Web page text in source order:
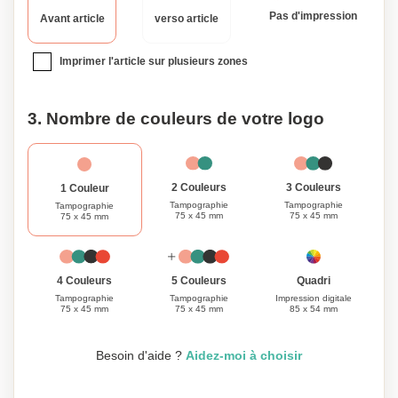
ou un être cher. Découvrez le mélange parfait de style et
billets antivol RFID.
Avant article verso article Pas d'impression
Imprimer l'article sur plusieurs zones
3. Nombre de couleurs de votre logo
1 Couleur
Tampographie
75 x 45 mm
2 Couleurs
Tampographie
75 x 45 mm
3 Couleurs
Tampographie
75 x 45 mm
4 Couleurs
Tampographie
75 x 45 mm
5 Couleurs
Tampographie
75 x 45 mm
Quadri
Impression digitale
85 x 54 mm
Besoin d'aide ? Aidez-moi à choisir